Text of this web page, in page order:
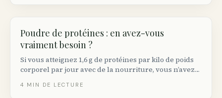
Poudre de protéines : en avez-vous
vraiment besoin ?
Si vous atteignez 1,6 g de protéines par kilo de poids
corporel par jour avec de la nourriture, vous n’avez
options vendues au Canada.
4 MIN DE LECTURE